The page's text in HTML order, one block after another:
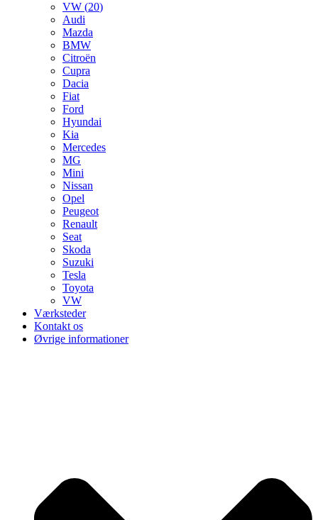
VW (20)
Audi
Mazda
BMW
Citroën
Cupra
Dacia
Fiat
Ford
Hyundai
Kia
Mercedes
MG
Mini
Nissan
Opel
Peugeot
Renault
Seat
Skoda
Suzuki
Tesla
Toyota
VW
Værksteder
Kontakt os
Øvrige informationer